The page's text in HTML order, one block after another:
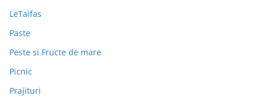
LeTaifas
Paste
Peste si Fructe de mare
Picnic
Prajituri